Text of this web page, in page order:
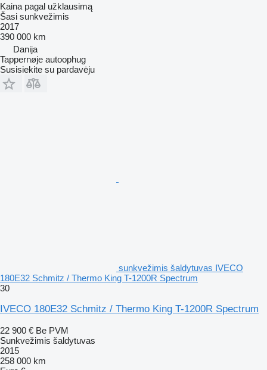
Kaina pagal užklausimą
Šasi sunkvežimis
2017
390 000 km
Danija
Tappernøje autoophug
Susisiekite su pardavėju
sunkvežimis šaldytuvas IVECO
180E32 Schmitz / Thermo King T-1200R Spectrum
30
IVECO 180E32 Schmitz / Thermo King T-1200R Spectrum
22 900 € Be PVM
Sunkvežimis šaldytuvas
2015
258 000 km